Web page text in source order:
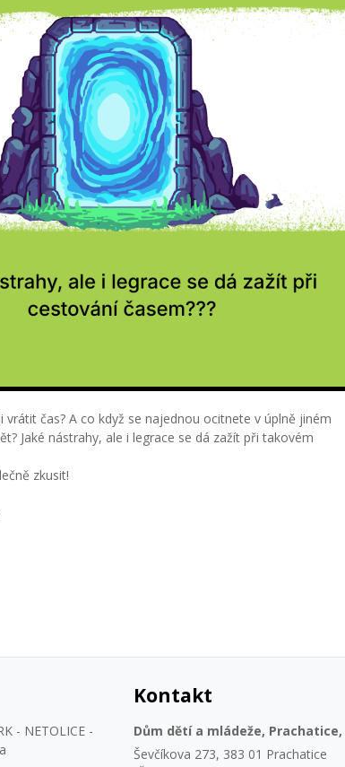
vrátit čas? A co když se najednou ocitnete v úplně jiném
Jaké nástrahy, ale i legrace se dá zažít při takovém
zkusit!
- NETOLICE -
Kontakt
Dům dětí a mládeže, Prachatice,
Ševčíkova 273, 383 01 Prachatice